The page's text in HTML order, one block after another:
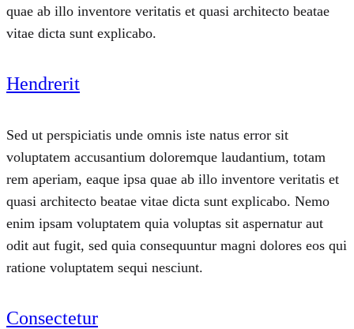
quae ab illo inventore veritatis et quasi architecto beatae
vitae dicta sunt explicabo.
Hendrerit
Sed ut perspiciatis unde omnis iste natus error sit
voluptatem accusantium doloremque laudantium, totam
rem aperiam, eaque ipsa quae ab illo inventore veritatis et
quasi architecto beatae vitae dicta sunt explicabo. Nemo
enim ipsam voluptatem quia voluptas sit aspernatur aut
odit aut fugit, sed quia consequuntur magni dolores eos qui
ratione voluptatem sequi nesciunt.
Consectetur